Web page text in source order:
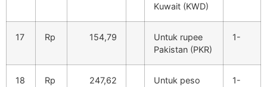
Kuwait (KWD)
17 Rp 154,79
Untuk rupee
Pakistan (PKR)
1-
18 Rp 247,62
Untuk peso
1-